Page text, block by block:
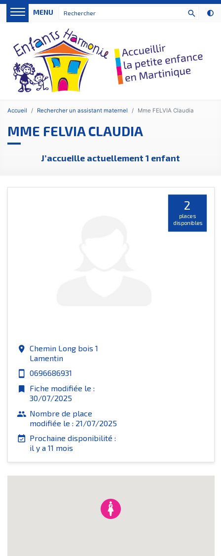
search
MENU
Accueil Rechercher un assistant maternel Mme FELVIA Claudia
MME FELVIA CLAUDIA
J’accueille actuellement 1 enfant
2
places
disponibles
place Chemin Long bois 1
Lamentin
smartphone 0696686931
bookmark Fiche modifiée le :
30/07/2025
group Nombre de place
modifiée le : 21/07/2025
event_available Prochaine disponibilité :
il y a 11 mois
Panneau de gestion des cookies